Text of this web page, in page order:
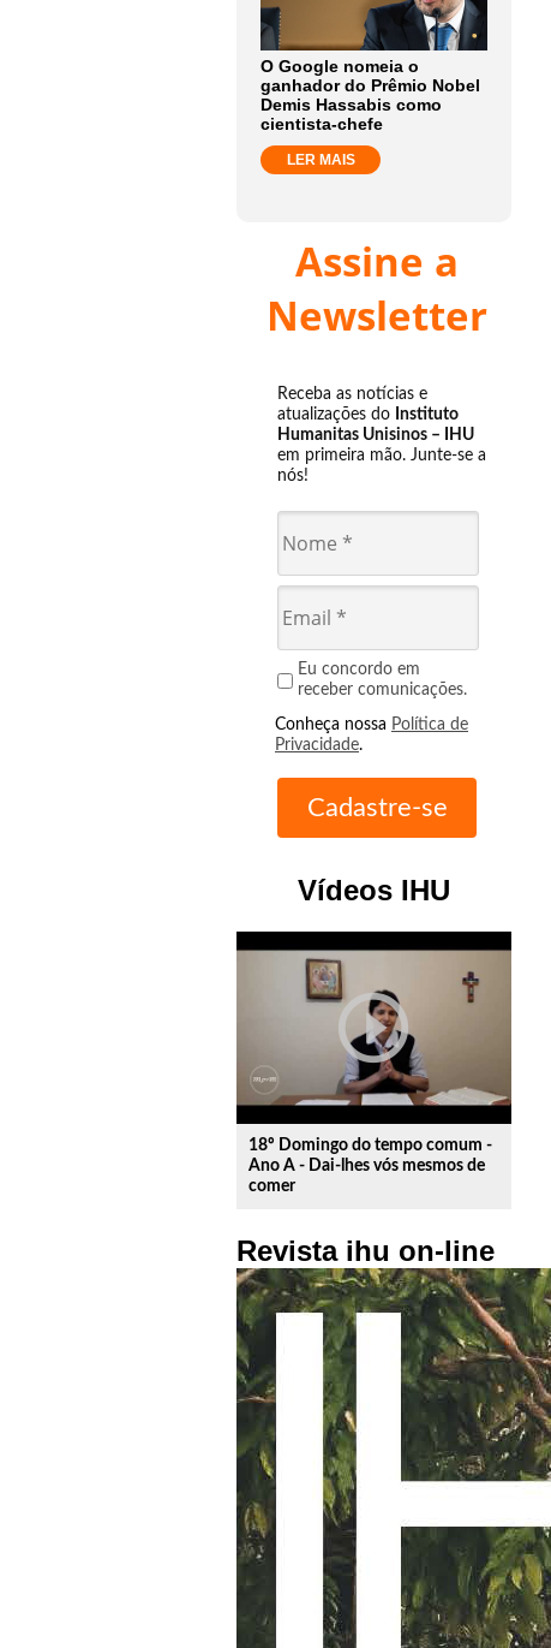
O Google nomeia o
ganhador do Prêmio Nobel
Demis Hassabis como
cientista-chefe
LER MAIS
Assine a
Newsletter
Receba as notícias e
atualizações do Instituto
Humanitas Unisinos – IHU
em primeira mão. Junte-se a
nós!
Eu concordo em
receber comunicações.
Conheça nossa Política de
Privacidade.
Vídeos IHU
play_circle_outline
18º Domingo do tempo comum -
Ano A - Dai-lhes vós mesmos de
comer
Revista ihu on-line